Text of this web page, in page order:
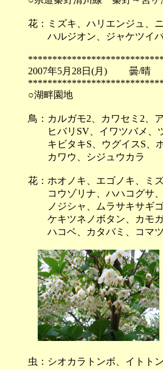
花：ミズキ、ハリエンジュ、
ハルジオン、ジャケツイバ
2007年5月28日(月)
○湖畔園地
鳥：カルガモ2、カワセミ2、
ヒバリSV、イワツバメ、ツ
キビタキS、ウグイスS、ホ
カワウ、シジュウカラ
花：ホオノキ、エゴノキ、ミ
コウゾリナ、ハハコグサ、
ノジシャ、ムラサキサギゴ
ケキツネノボタン、カモガ
ハコベ、カタバミ、コマツ
虫：シオカラトンボ、イトト